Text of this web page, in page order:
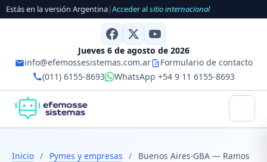
Estás en la versión Argentina|Acceder alsitio internacional
Jueves 6 de agosto de 2026
info@efemossesistemas.com.ar
Formulario de contacto
(011) 6155-8693
WhatsApp +54 9 11 6155-8693
Inicio / Pymes y empresas /
Buenos Aires-GBA — Ramos